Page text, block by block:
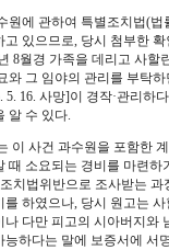
원에 관하여 특별조치법(
고 있으므로, 당시 첨부한
8월경 가족을 데리고 사할
와 그 임야의 관리를 부탁
5. 16. 사망]이 경작·관리하
알 수 있다.
이 사건 과수원을 포함한
때 소요되는 경비를 마련하
치법위반으로 조사받는 과
를 하였으나, 당시 원고는
나 다만 피고의 시아버지와
능하다는 말에 보증서에 서